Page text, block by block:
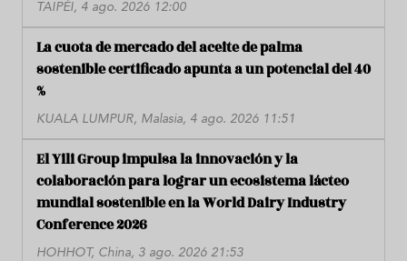
TAIPÉI, 4 ago. 2026 12:00
La cuota de mercado del aceite de palma
sostenible certificado apunta a un potencial del 40
%
KUALA LUMPUR, Malasia, 4 ago. 2026 11:51
El Yili Group impulsa la innovación y la
colaboración para lograr un ecosistema lácteo
mundial sostenible en la World Dairy Industry
Conference 2026
HOHHOT, China, 3 ago. 2026 21:53